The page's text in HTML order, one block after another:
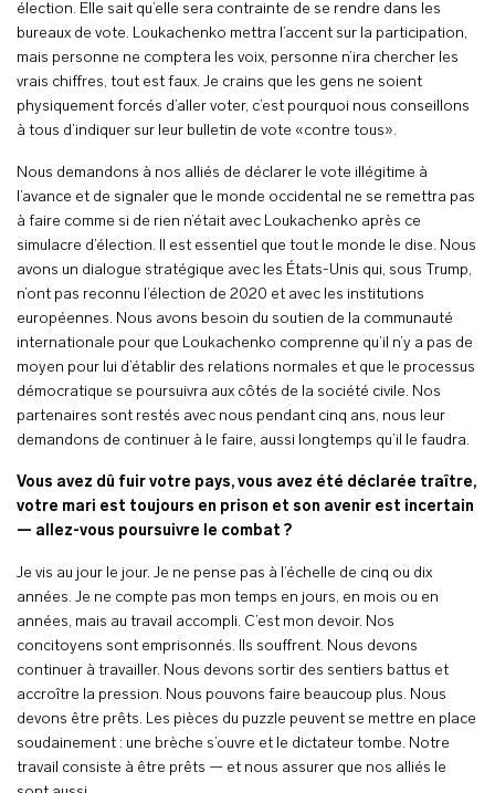
élection. Elle sait qu’elle sera contrainte de se rendre dans les
bureaux de vote. Loukachenko mettra l’accent sur la participation,
mais personne ne comptera les voix, personne n’ira chercher les
vrais chiffres, tout est faux. Je crains que les gens ne soient
physiquement forcés d’aller voter, c’est pourquoi nous conseillons
à tous d’indiquer sur leur bulletin de vote «contre tous».
Nous demandons à nos alliés de déclarer le vote illégitime à
l’avance et de signaler que le monde occidental ne se remettra pas
à faire comme si de rien n’était avec Loukachenko après ce
simulacre d’élection. Il est essentiel que tout le monde le dise. Nous
avons un dialogue stratégique avec les États-Unis qui, sous Trump,
n’ont pas reconnu l’élection de 2020 et avec les institutions
européennes. Nous avons besoin du soutien de la communauté
internationale pour que Loukachenko comprenne qu’il n’y a pas de
moyen pour lui d’établir des relations normales et que le processus
démocratique se poursuivra aux côtés de la société civile. Nos
partenaires sont restés avec nous pendant cinq ans, nous leur
demandons de continuer à le faire, aussi longtemps qu’il le faudra.
Vous avez dû fuir votre pays, vous avez été déclarée traître,
votre mari est toujours en prison et son avenir est incertain
— allez-vous poursuivre le combat ?
Je vis au jour le jour. Je ne pense pas à l’échelle de cinq ou dix
années. Je ne compte pas mon temps en jours, en mois ou en
années, mais au travail accompli. C’est mon devoir. Nos
concitoyens sont emprisonnés. Ils souffrent. Nous devons
continuer à travailler. Nous devons sortir des sentiers battus et
accroître la pression. Nous pouvons faire beaucoup plus. Nous
devons être prêts. Les pièces du puzzle peuvent se mettre en place
soudainement : une brèche s’ouvre et le dictateur tombe. Notre
travail consiste à être prêts — et nous assurer que nos alliés le